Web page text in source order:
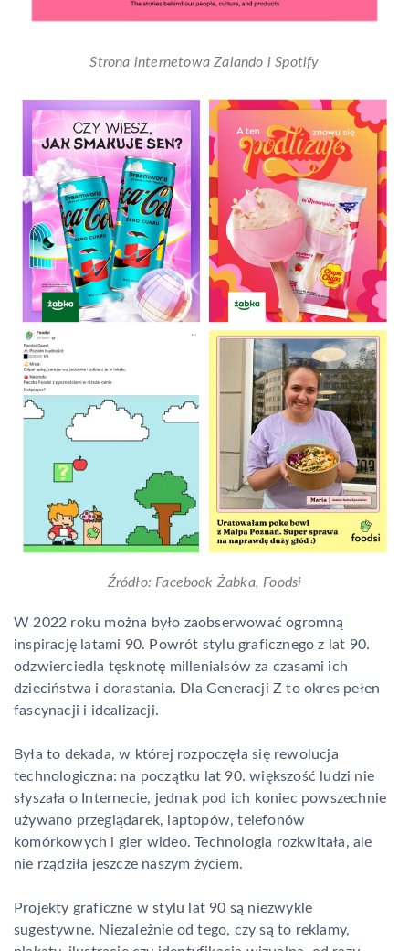
Strona internetowa Zalando i Spotify
Źródło: Facebook Żabka, Foodsi
W 2022 roku można było zaobserwować ogromną
inspirację latami 90. Powrót stylu graficznego z lat 90.
odzwierciedla tęsknotę millenialsów za czasami ich
dzieciństwa i dorastania. Dla Generacji Z to okres pełen
fascynacji i idealizacji.
Była to dekada, w której rozpoczęła się rewolucja
technologiczna: na początku lat 90. większość ludzi nie
słyszała o Internecie, jednak pod ich koniec powszechnie
używano przeglądarek, laptopów, telefonów
komórkowych i gier wideo. Technologia rozkwitała, ale
nie rządziła jeszcze naszym życiem.
Projekty graficzne w stylu lat 90 są niezwykle
sugestywne. Niezależnie od tego, czy są to reklamy,